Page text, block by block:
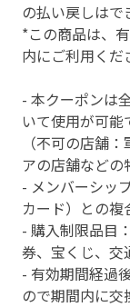
の払い戻しはで
*この商品は、
内にご利用くだ
- 本クーポンは
いて使用が可能
（不可の店舗
アの店舗などの
- メンバーシッ
カード）との複
- 購入制限品目
券、宝くじ、交
- 有効期間経過
ので期間内に交